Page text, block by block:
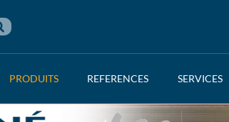
PRODUITS REFERENCES SERVICES